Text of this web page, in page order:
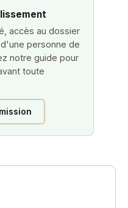
accès au dossier
personne de
notre guide pour
toute